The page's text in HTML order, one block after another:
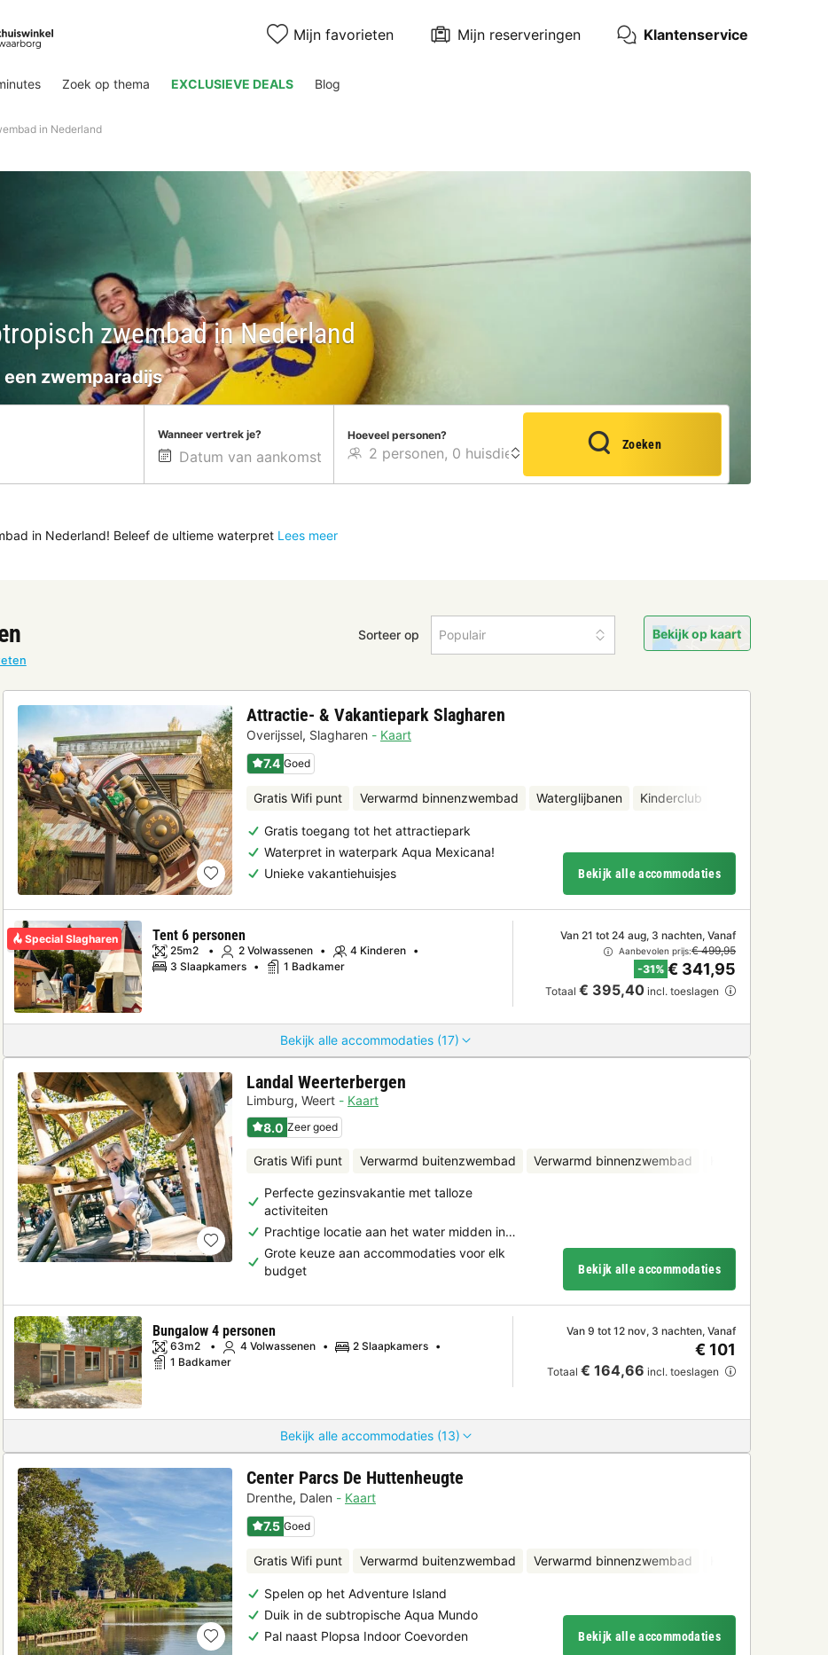
Mijn favorieten Mijn reserveringen Klantenservice
Zoek op thema EXCLUSIEVE DEALS Blog
in Nederland
zwembad in Nederland
zwemparadijs
Wanneer vertrek je? Hoeveel personen?
Zoeken
in Nederland! Beleef de ultieme waterpret Lees meer
Sorteer op Populair Bekijk op kaart
Attractie- & Vakantiepark Slagharen
Overijssel, Slagharen
Kaart
7.4 Goed
Gratis Wifi punt Verwarmd binnenzwembad Waterglijbanen Kinderclub
Gratis toegang tot het attractiepark
Waterpret in waterpark Aqua Mexicana!
Unieke vakantiehuisjes
Bekijk alle accommodaties
Bekijk alle accommodaties (17)
Special Slagharen Tent 6 personen
25m2 2 Volwassenen
4 Kinderen
3 Slaapkamers
1 Badkamer
Van 21 tot 24 aug, 3 nachten, Vanaf
Aanbevolen prijs:€ 499,95
-31% € 341,95
Totaal € 395,40 incl. toeslagen
Landal Weerterbergen
Limburg, Weert
Kaart
8.0 Zeer goed
Gratis Wifi punt Verwarmd buitenzwembad Verwarmd binnenzwembad
Perfecte gezinsvakantie met talloze
activiteiten
Prachtige locatie aan het water midden in…
Grote keuze aan accommodaties voor elk
budget
Bekijk alle accommodaties
Bekijk alle accommodaties (13)
Bungalow 4 personen
63m2 4 Volwassenen
2 Slaapkamers
1 Badkamer
Van 9 tot 12 nov, 3 nachten, Vanaf
€ 101
Totaal € 164,66 incl. toeslagen
Center Parcs De Huttenheugte
Drenthe, Dalen
Kaart
7.5 Goed
Gratis Wifi punt Verwarmd buitenzwembad Verwarmd binnenzwembad
Spelen op het Adventure Island
Duik in de subtropische Aqua Mundo
Pal naast Plopsa Indoor Coevorden
Bekijk alle accommodaties